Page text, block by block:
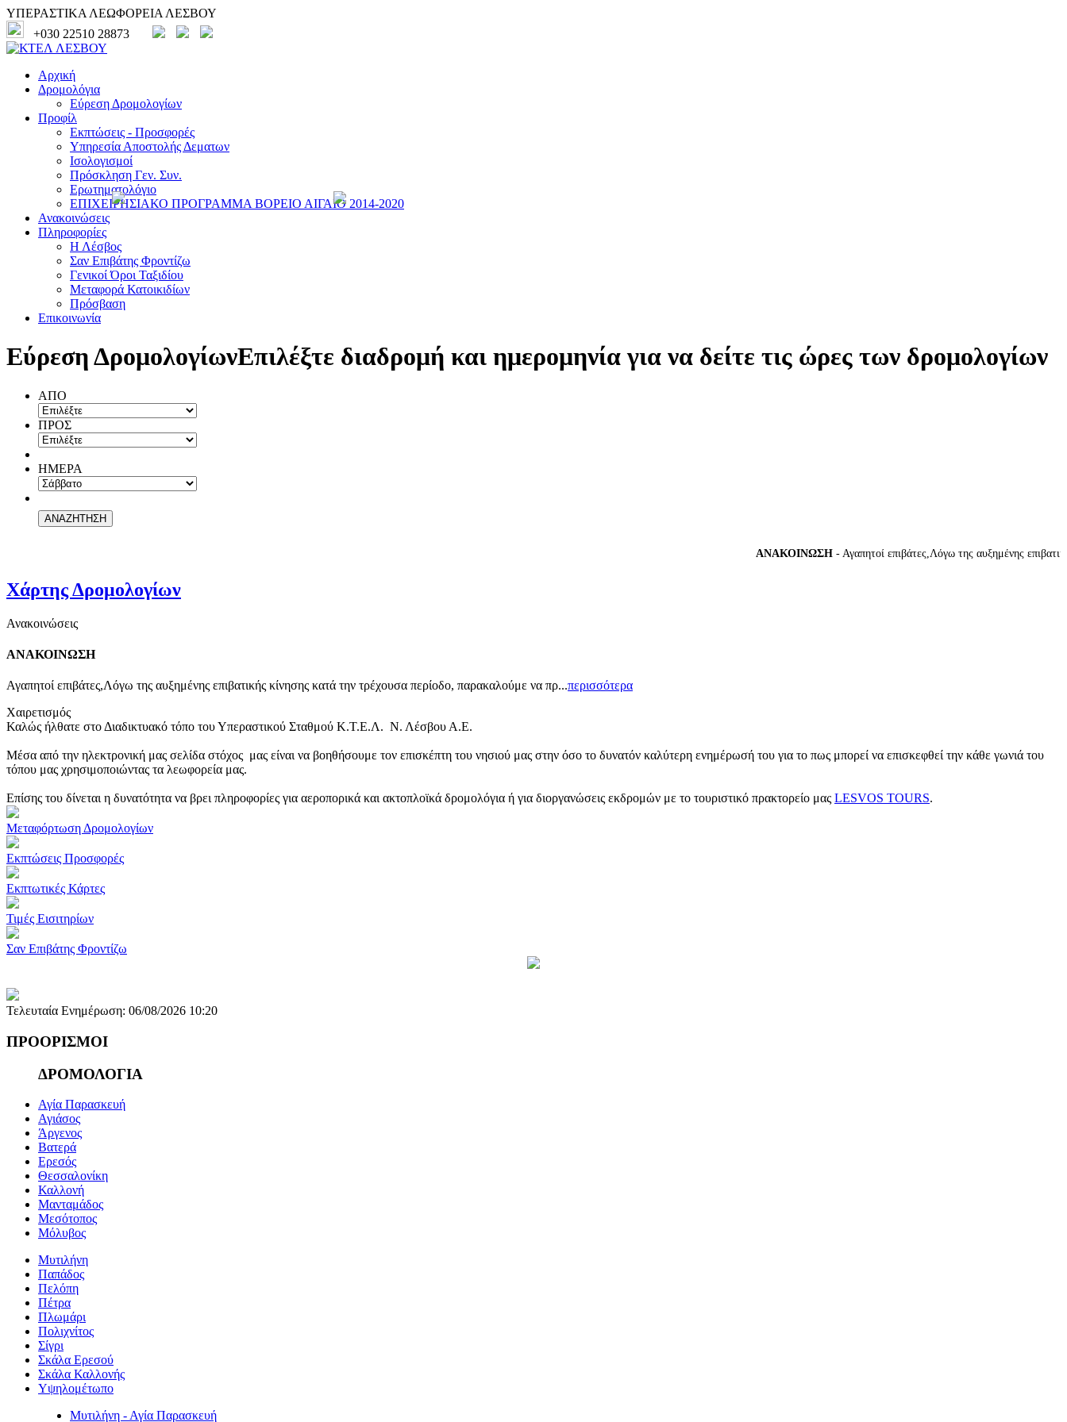
ΥΠΕΡΑΣΤΙΚΑ ΛΕΩΦΟΡΕΙΑ ΛΕΣΒΟΥ
+030 22510 28873
Αρχική
Δρομολόγια
Εύρεση Δρομολογίων
Προφίλ
Εκπτώσεις - Προσφορές
Υπηρεσία Αποστολής Δεματων
Ισολογισμοί
Πρόσκληση Γεν. Συν.
Ερωτηματολόγιο
ΕΠΙΧΕΙΡΗΣΙΑΚΟ ΠΡΟΓΡΑΜΜΑ ΒΟΡΕΙΟ ΑΙΓΑΙΟ 2014-2020
Ανακοινώσεις
Πληροφορίες
Η Λέσβος
Σαν Επιβάτης Φροντίζω
Γενικοί Όροι Ταξιδίου
Μεταφορά Κατοικιδίων
Πρόσβαση
Επικοινωνία
Εύρεση ΔρομολογίωνΕπιλέξτε διαδρομή και ημερομηνία για να δείτε τις ώρες των δρομολογίων
ΑΠΟ
ΠΡΟΣ
ΗΜΕΡΑ
ΑΝΑΚΟΙΝΩΣΗ- Αγαπητοί επιβάτες,Λόγω της αυξημένης επιβατικής
Χάρτης Δρομολογίων
Ανακοινώσεις
ΑΝΑΚΟΙΝΩΣΗ
Αγαπητοί επιβάτες,Λόγω της αυξημένης επιβατικής κίνησης κατά την τρέχουσα περίοδο, παρακαλούμε να πρ...περισσότερα
Χαιρετισμός
Καλώς ήλθατε στο Διαδικτυακό τόπο του Υπεραστικού Σταθμού Κ.Τ.Ε.Λ. Ν. Λέσβου Α.Ε.
Μέσα από την ηλεκτρονική μας σελίδα στόχος μας είναι να βοηθήσουμε τον επισκέπτη του νησιού μας στην όσο το δυνατόν καλύτερη ενημέρωσή του για το πως μπορεί να επισκεφθεί την κάθε γωνιά του
τόπου μας χρησιμοποιώντας τα λεωφορεία μας.
Επίσης του δίνεται η δυνατότητα να βρει πληροφορίες για αεροπορικά και ακτοπλοϊκά δρομολόγια ή για διοργανώσεις εκδρομών με το τουριστικό πρακτορείο μας LESVOS TOURS.
Μεταφόρτωση Δρομολογίων
Εκπτώσεις Προσφορές
Εκπτωτικές Κάρτες
Τιμές Εισιτηρίων
Σαν Επιβάτης Φροντίζω
Τελευταία Ενημέρωση: 06/08/2026 10:20
ΠΡΟΟΡΙΣΜΟΙ
ΔΡΟΜΟΛΟΓΙΑ
Αγία Παρασκευή
Αγιάσος
Άργενος
Βατερά
Ερεσός
Θεσσαλονίκη
Καλλονή
Μανταμάδος
Μεσότοπος
Μόλυβος
Μυτιλήνη
Παπάδος
Πελόπη
Πέτρα
Πλωμάρι
Πολιχνίτος
Σίγρι
Σκάλα Ερεσού
Σκάλα Καλλονής
Υψηλομέτωπο
Μυτιλήνη - Αγία Παρασκευή